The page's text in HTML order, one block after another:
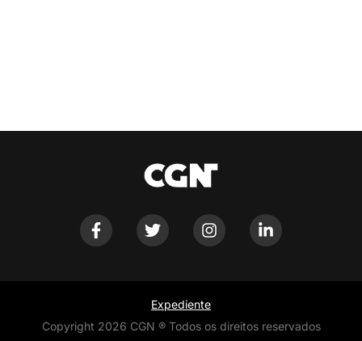
Expediente
Copyright 2026 CGN ® Todos os direitos reservados